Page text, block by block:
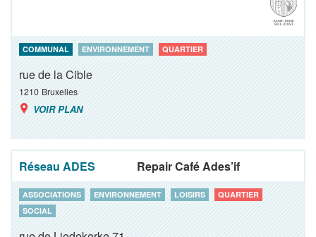
COMMUNAL ENVIRONNEMENT QUARTIER
rue de la Cible
1210 Bruxelles
VOIR PLAN
Réseau ADES Repair Café Ades’if
ASSOCIATIONS ENVIRONNEMENT LOISIRS
QUARTIER
SOCIAL